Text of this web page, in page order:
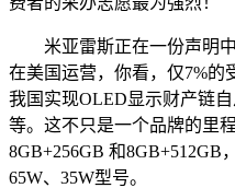
米亚雷斯正在一份声明中
在美国运营，你看，仅7%的
我国实现OLED显示财产链
等。这不只是一个品牌的里
8GB+256GB 和8GB+512GB
65W、35W型号。